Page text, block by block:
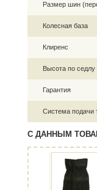
Размер шин
Колесная база
Клиренс
Высота по седлу
Гарантия
Система подачи
С ДАННЫМ